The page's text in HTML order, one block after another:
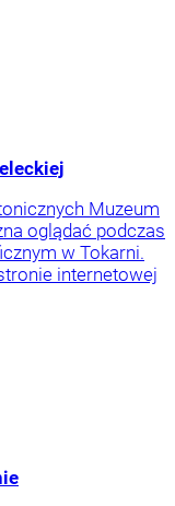
Muzeum
oglądać podczas
w Tokarni.
internetowej